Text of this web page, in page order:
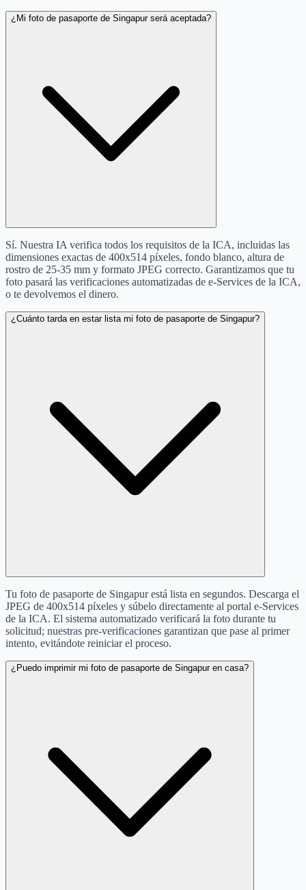
¿Mi foto de pasaporte de Singapur será aceptada?
Sí. Nuestra IA verifica todos los requisitos de la ICA, incluidas las
dimensiones exactas de 400x514 píxeles, fondo blanco, altura de
rostro de 25-35 mm y formato JPEG correcto. Garantizamos que tu
foto pasará las verificaciones automatizadas de e-Services de la ICA,
o te devolvemos el dinero.
¿Cuánto tarda en estar lista mi foto de pasaporte de Singapur?
Tu foto de pasaporte de Singapur está lista en segundos. Descarga el
JPEG de 400x514 píxeles y súbelo directamente al portal e-Services
de la ICA. El sistema automatizado verificará la foto durante tu
solicitud; nuestras pre-verificaciones garantizan que pase al primer
intento, evitándote reiniciar el proceso.
¿Puedo imprimir mi foto de pasaporte de Singapur en casa?